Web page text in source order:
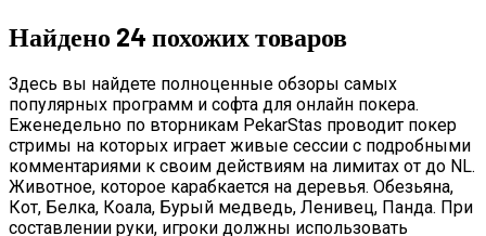
Найдено 24 похожих товаров
Здесь вы найдете полноценные обзоры самых
популярных программ и софта для онлайн покера.
Еженедельно по вторникам PekarStas проводит покер
стримы на которых играет живые сессии с подробными
комментариями к своим действиям на лимитах от до NL.
Животное, которое карабкается на деревья. Обезьяна,
Кот, Белка, Коала, Бурый медведь, Ленивец, Панда. При
составлении руки, игроки должны использовать